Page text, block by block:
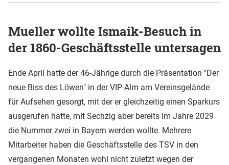
Mueller wollte Ismaik-Besuch in
der 1860-Geschäftsstelle untersagen
Ende April hatte der 46-Jährige durch die Präsentation "Der
neue Biss des Löwen" in der VIP-Alm am Vereinsgelände
für Aufsehen gesorgt, mit der er gleichzeitig einen Sparkurs
ausgerufen hatte, mit Sechzig aber bereits im Jahre 2029
die Nummer zwei in Bayern werden wollte. Mehrere
Mitarbeiter haben die Geschäftsstelle des TSV in den
vergangenen Monaten wohl nicht zuletzt wegen der